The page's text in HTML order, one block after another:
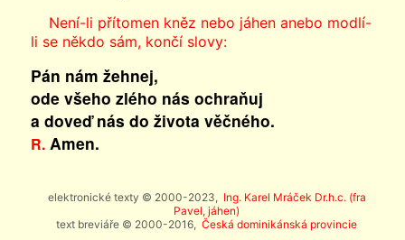
Není-li přítomen kněz nebo jáhen anebo modlí-
li se někdo sám, končí slovy:
Pán nám žehnej,
ode všeho zlého nás ochraňuj
a doveď nás do života věčného.
R.Amen.
elektronické texty © 2000-2023, Ing. Karel Mráček Dr.h.c. (fra
Pavel, jáhen)
text breviáře © 2000-2016,Česká dominikánská provincie